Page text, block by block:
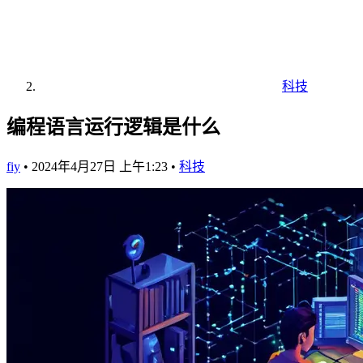
科技
编程语言运行逻辑是什么
fiy • 2024年4月27日 上午1:23 • 科技